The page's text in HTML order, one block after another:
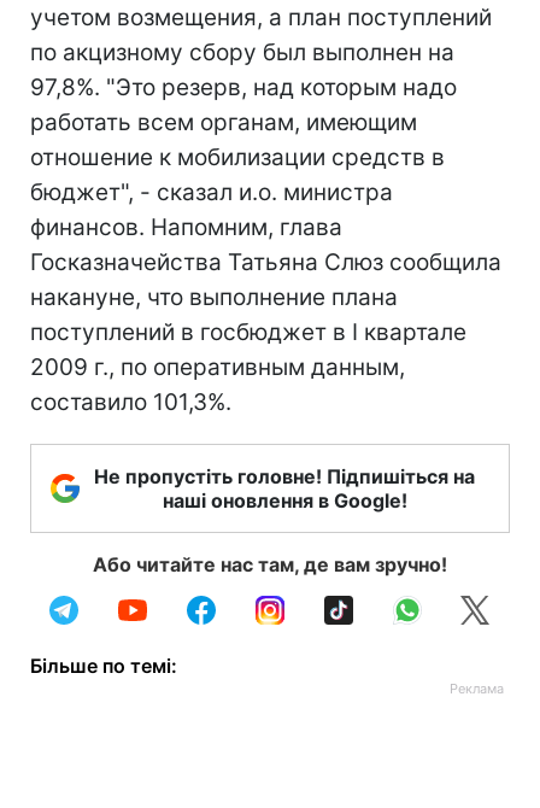
учетом возмещения, а план поступлений
по акцизному сбору был выполнен на
97,8%. "Это резерв, над которым надо
работать всем органам, имеющим
отношение к мобилизации средств в
бюджет", - сказал и.о. министра
финансов. Напомним, глава
Госказначейства Татьяна Слюз сообщила
накануне, что выполнение плана
поступлений в госбюджет в I квартале
2009 г., по оперативным данным,
составило 101,3%.
Не пропустіть головне! Підпишіться на
наші оновлення в Google!
Або читайте нас там, де вам зручно!
Більше по темі: